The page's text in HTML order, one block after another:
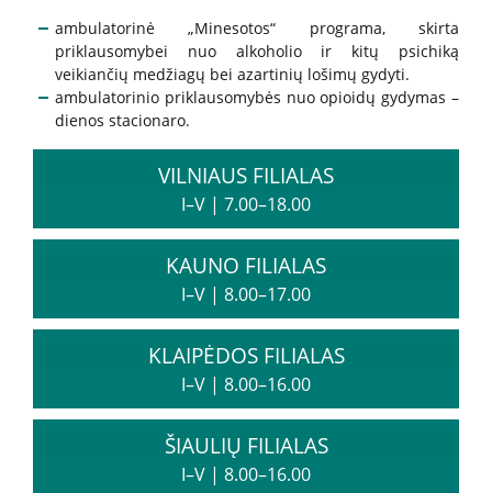
Renginiai
Įvykiai
Apie mus
Misija, vertybės, vizija
Valdymo struktūra
Valdymas
Komisijos ir darbo grupės
Vadovybės darbotvarkė
ambulatorinė „Minesotos“ programa, skirta
priklausomybei nuo alkoholio ir kitų psichiką
veikiančių medžiagų bei azartinių lošimų gydyti.
ambulatorinio priklausomybės nuo opioidų gydymas –
dienos stacionaro.
VILNIAUS FILIALAS
I–V | 7.00–18.00
KAUNO FILIALAS
I–V | 8.00–17.00
KLAIPĖDOS FILIALAS
I–V | 8.00–16.00
ŠIAULIŲ FILIALAS
I–V | 8.00–16.00